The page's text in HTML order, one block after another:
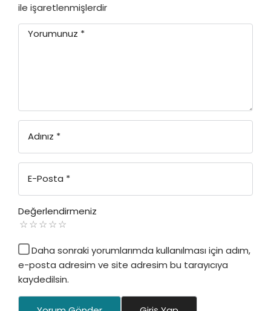
ile işaretlenmişlerdir
Yorumunuz *
Adınız *
E-Posta *
Değerlendirmeniz
Daha sonraki yorumlarımda kullanılması için adım,
e-posta adresim ve site adresim bu tarayıcıya
kaydedilsin.